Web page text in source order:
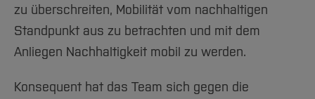
zu überschreiten, Mobilität vom nachhaltigen
Standpunkt aus zu betrachten und mit dem
Anliegen Nachhaltigkeit mobil zu werden.
Konsequent hat das Team sich gegen die